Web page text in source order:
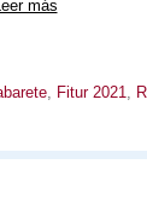
más
, Fitur 2021,